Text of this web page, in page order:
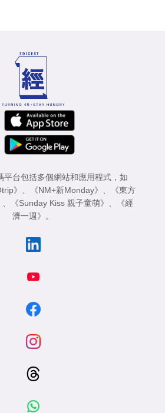
平台包括多個網站和應用程式，如
》 、 《NM+新Monday》 、
《東方
、 《Sunday Kiss 親子童萌》 、
《經
濟一週》 。